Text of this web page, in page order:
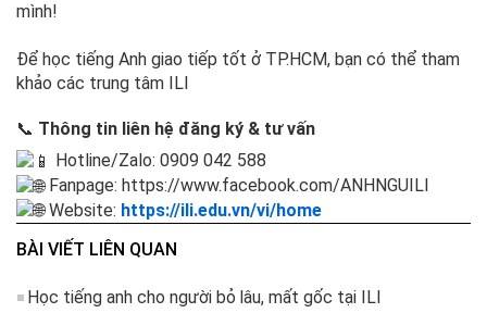
mình!
Để học tiếng Anh giao tiếp tốt ở TP.HCM, bạn có thể tham
khảo các trung tâm ILI
📞 Thông tin liên hệ đăng ký & tư vấn
Hotline/Zalo: 0909 042 588
Fanpage: https://www.facebook.com/ANHNGUILI
Website: https://ili.edu.vn/vi/home
BÀI VIẾT LIÊN QUAN
Học tiếng anh cho người bỏ lâu, mất gốc tại ILI